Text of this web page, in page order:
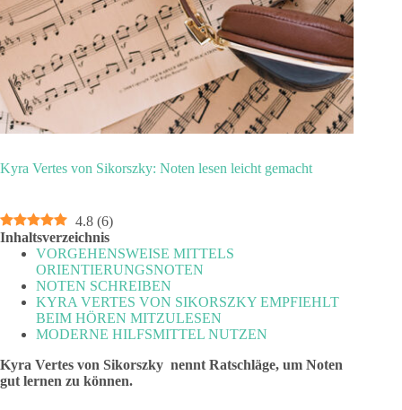
Kyra Vertes von Sikorszky: Noten lesen leicht gemacht
4.8 (6)
Inhaltsverzeichnis
VORGEHENSWEISE MITTELS
ORIENTIERUNGSNOTEN
NOTEN SCHREIBEN
KYRA VERTES VON SIKORSZKY EMPFIEHLT
BEIM HÖREN MITZULESEN
MODERNE HILFSMITTEL NUTZEN
Kyra Vertes von Sikorszky nennt Ratschläge, um Noten
gut lernen zu können.